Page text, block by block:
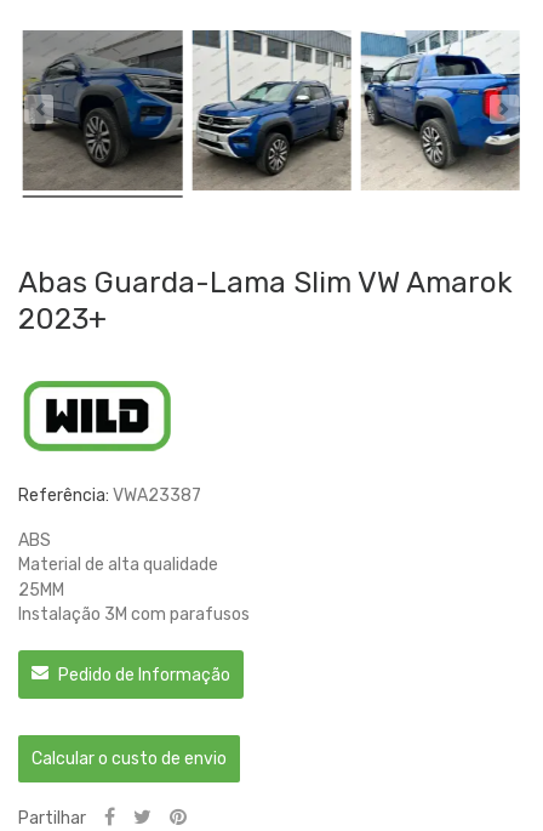
Abas Guarda-Lama Slim VW Amarok
2023+
Referência: VWA23387
ABS
Material de alta qualidade
25MM
Instalação 3M com parafusos
Pedido de Informação
Calcular o custo de envio
Partilhar